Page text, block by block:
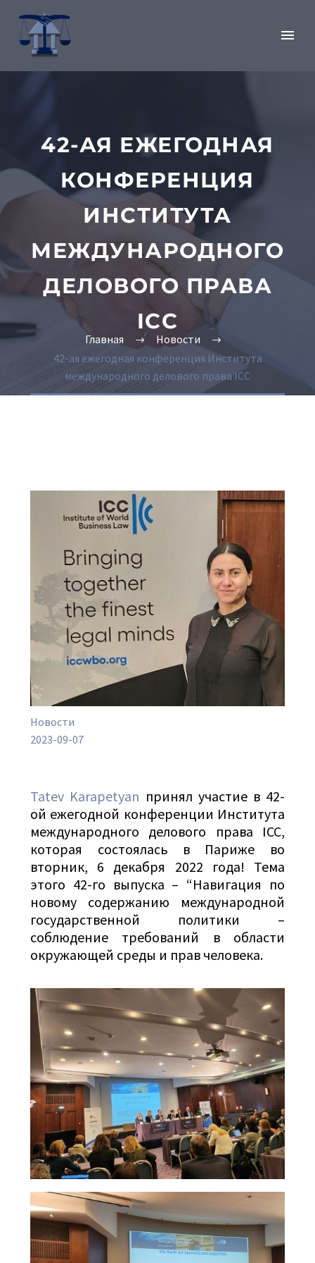
42-АЯ ЕЖЕГОДНАЯ
КОНФЕРЕНЦИЯ
ИНСТИТУТА
МЕЖДУНАРОДНОГО
ДЕЛОВОГО ПРАВА
ICC
Главная
Новости
42-ая ежегодная конференция Института
международного делового права ICC
Новости
2023-09-07
Tatev Karapetyan принял участие в 42-
ой ежегодной конференции Института
международного делового права ICC,
которая состоялась в Париже во
вторник, 6 декабря 2022 года! Тема
этого 42-го выпуска – “Навигация по
новому содержанию международной
государственной политики –
соблюдение требований в области
окружающей среды и прав человека.